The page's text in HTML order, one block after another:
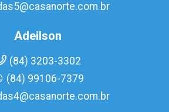
Adeilson
(84) 3203-3302
(84) 99106-7379